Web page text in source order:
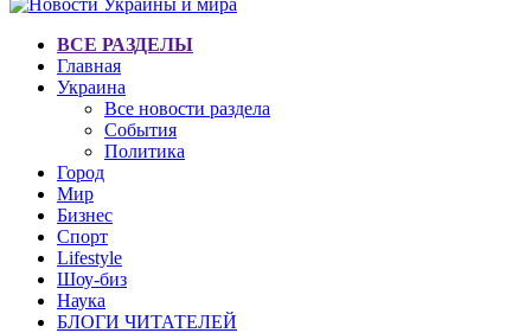
ВСЕ РАЗДЕЛЫ
Главная
Украина
Все новости раздела
События
Политика
Город
Мир
Бизнес
Спорт
Lifestyle
Шоу-биз
Наука
БЛОГИ ЧИТАТЕЛЕЙ